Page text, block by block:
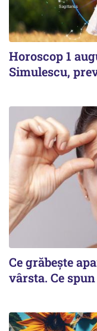
Horoscop 1
Simulescu,
Ce grăbește
vârsta. Ce